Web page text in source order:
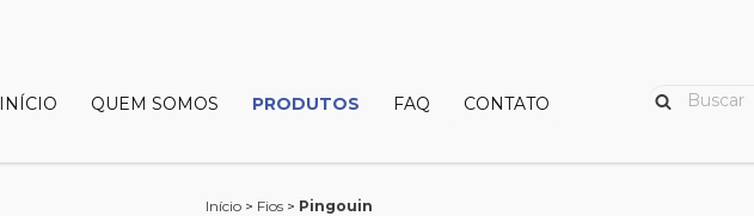
INÍCIO QUEM SOMOS PRODUTOS FAQ CONTATO
Início > Fios > Pingouin